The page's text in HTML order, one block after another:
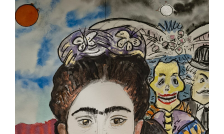
Contact